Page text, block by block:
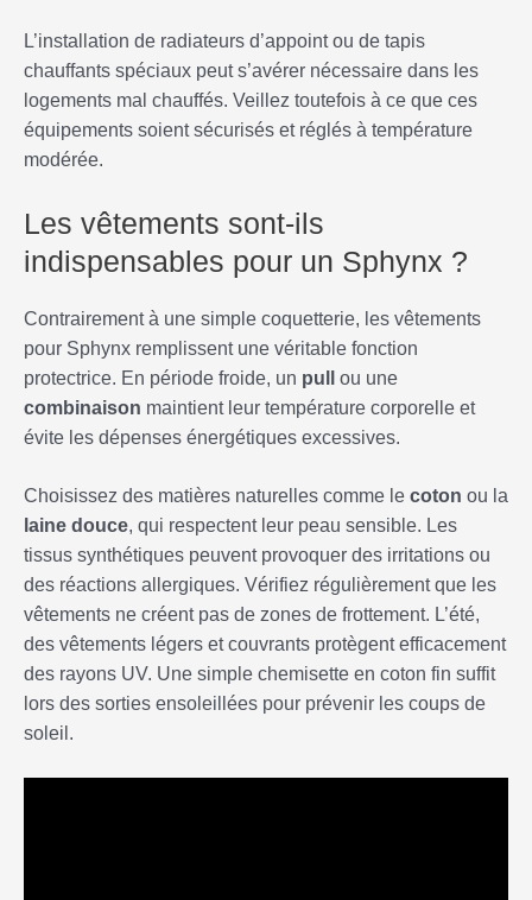
L’installation de radiateurs d’appoint ou de tapis
chauffants spéciaux peut s’avérer nécessaire dans les
logements mal chauffés. Veillez toutefois à ce que ces
équipements soient sécurisés et réglés à température
modérée.
Les vêtements sont-ils
indispensables pour un Sphynx ?
Contrairement à une simple coquetterie, les vêtements
pour Sphynx remplissent une véritable fonction
protectrice. En période froide, un pull
ou une
combinaison maintient leur température corporelle et
évite les dépenses énergétiques excessives.
Choisissez des matières naturelles comme le coton ou la
laine douce, qui respectent leur peau sensible. Les
tissus synthétiques peuvent provoquer des irritations ou
des réactions allergiques. Vérifiez régulièrement que les
vêtements ne créent pas de zones de frottement. L’été,
des vêtements légers et couvrants protègent efficacement
des rayons UV. Une simple chemisette en coton fin suffit
lors des sorties ensoleillées pour prévenir les coups de
soleil.